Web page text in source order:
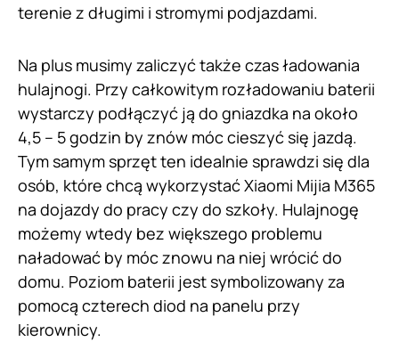
terenie z długimi i stromymi podjazdami.
Na plus musimy zaliczyć także czas ładowania
hulajnogi. Przy całkowitym rozładowaniu baterii
wystarczy podłączyć ją do gniazdka na około
4,5 – 5 godzin by znów móc cieszyć się jazdą.
Tym samym sprzęt ten idealnie sprawdzi się dla
osób, które chcą wykorzystać Xiaomi Mijia M365
na dojazdy do pracy czy do szkoły. Hulajnogę
możemy wtedy bez większego problemu
naładować by móc znowu na niej wrócić do
domu. Poziom baterii jest symbolizowany za
pomocą czterech diod na panelu przy
kierownicy.